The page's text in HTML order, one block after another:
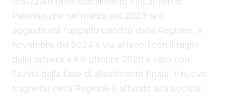
Palermo che nel marzo del 2023 si è
aggiudicata l’appalto bandito dalla Regione. A
novembre del 2024 il via ai lavori con il taglio
della lamiera e il 9 ottobre 2025 il varo con
l’avvio della fase di allestimento finale. Il nuovo
traghetto della Regione è affidato alla società